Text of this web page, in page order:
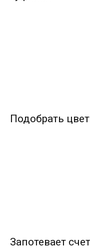
Подобрать
Запотевает